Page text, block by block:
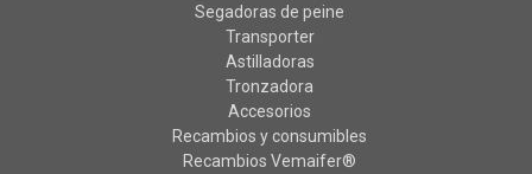
Segadoras de peine
Transporter
Astilladoras
Tronzadora
Accesorios
Recambios y consumibles
Recambios Vemaifer®